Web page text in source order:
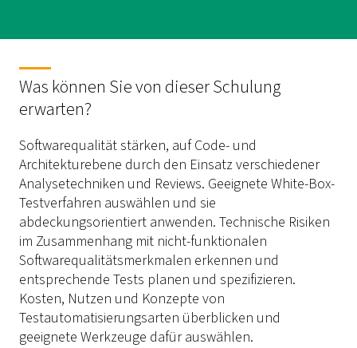
Was können Sie von dieser Schulung
erwarten?
Softwarequalität stärken, auf Code- und
Architekturebene durch den Einsatz verschiedener
Analysetechniken und Reviews. Geeignete White-Box-
Testverfahren auswählen und sie
abdeckungsorientiert anwenden. Technische Risiken
im Zusammenhang mit nicht-funktionalen
Softwarequalitätsmerkmalen erkennen und
entsprechende Tests planen und spezifizieren.
Kosten, Nutzen und Konzepte von
Testautomatisierungsarten überblicken und
geeignete Werkzeuge dafür auswählen.